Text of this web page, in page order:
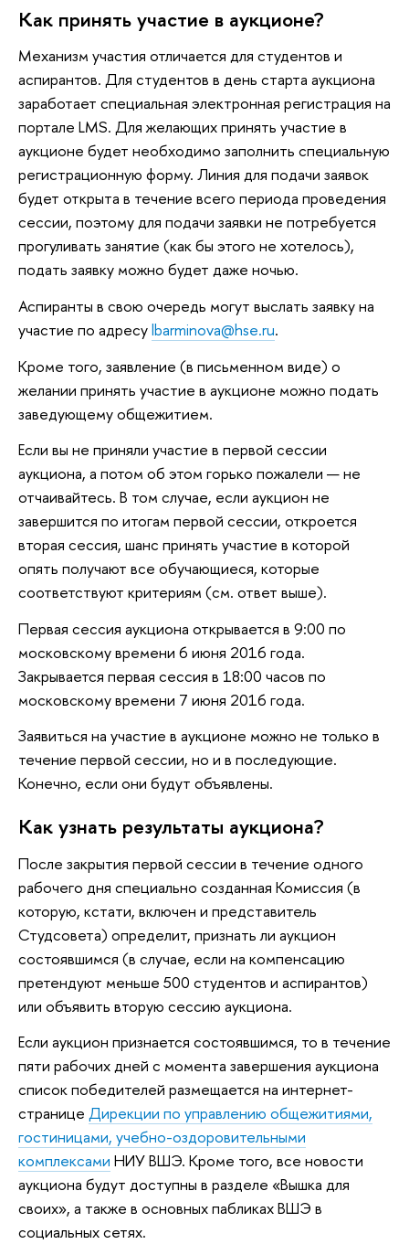
Как принять участие в аукционе?
Механизм участия отличается для студентов и
аспирантов. Для студентов в день старта аукциона
заработает специальная электронная регистрация на
портале LMS. Для желающих принять участие в
аукционе будет необходимо заполнить специальную
регистрационную форму. Линия для подачи заявок
будет открыта в течение всего периода проведения
сессии, поэтому для подачи заявки не потребуется
прогуливать занятие (как бы этого не хотелось),
подать заявку можно будет даже ночью.
Аспиранты в свою очередь могут выслать заявку на
участие по адресуlbarminova@hse.ru.
Кроме того, заявление (в письменном виде) о
желании принять участие в аукционе можно подать
заведующему общежитием.
Если вы не приняли участие в первой сессии
аукциона, а потом об этом горько пожалели — не
отчаивайтесь. В том случае, если аукцион не
завершится по итогам первой сессии, откроется
вторая сессия, шанс принять участие в которой
опять получают все обучающиеся, которые
соответствуют критериям (см. ответ выше).
Первая сессия аукциона открывается в 9:00 по
московскому времени 6 июня 2016 года.
Закрывается первая сессия в 18:00 часов по
московскому времени 7 июня 2016 года.
Заявиться на участие в аукционе можно не только в
течение первой сессии, но и в последующие.
Конечно, если они будут объявлены.
Как узнать результаты аукциона?
После закрытия первой сессии в течение одного
рабочего дня специально созданная Комиссия (в
которую, кстати, включен и представитель
Студсовета) определит, признать ли аукцион
состоявшимся (в случае, если на компенсацию
претендуют меньше 500 студентов и аспирантов)
или объявить вторую сессию аукциона.
Если аукцион признается состоявшимся, то в течение
пяти рабочих дней с момента завершения аукциона
список победителей размещается на интернет-
странице Дирекции по управлению общежитиями,
гостиницами, учебно-оздоровительными
комплексами НИУ ВШЭ. Кроме того, все новости
аукциона будут доступны в разделе «Вышка для
своих», а также в основных пабликах ВШЭ в
социальных сетях.